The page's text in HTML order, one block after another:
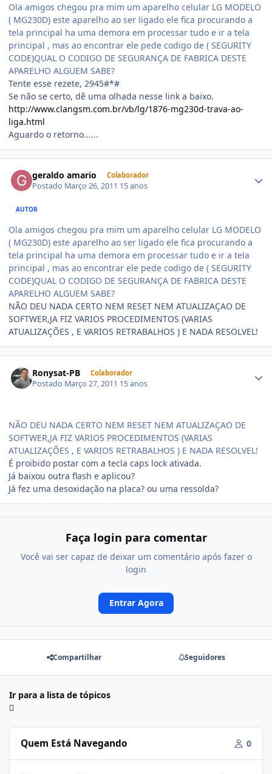
Ola amigos chegou pra mim um aparelho celular LG MODELO
( MG230D) este aparelho ao ser ligado ele fica procurando a
tela principal ha uma demora em processar tudo e ir a tela
principal , mas ao encontrar ele pede codigo de ( SEGURITY
CODE)QUAL O CODIGO DE SEGURANÇA DE FABRICA DESTE
APARELHO ALGUEM SABE?
Tente esse rezete, 2945#*#
Se não se certo, dê uma olhada nesse link a baixo.
http://www.clangsm.com.br/vb/lg/1876-mg230d-trava-ao-
liga.html
Aguardo o retorno......
geraldo amario Colaborador
Postado Março 26, 2011 15 anos
AUTOR
Ola amigos chegou pra mim um aparelho celular LG MODELO
( MG230D) este aparelho ao ser ligado ele fica procurando a
tela principal ha uma demora em processar tudo e ir a tela
principal , mas ao encontrar ele pede codigo de ( SEGURITY
CODE)QUAL O CODIGO DE SEGURANÇA DE FABRICA DESTE
APARELHO ALGUEM SABE?
NÃO DEU NADA CERTO NEM RESET NEM ATUALIZAÇAO DE
SOFTWER,JA FIZ VARIOS PROCEDIMENTOS (VARIAS
ATUALIZAÇÕES , E VARIOS RETRABALHOS ) E NADA RESOLVEL!
Ronysat-PB Colaborador
Postado Março 27, 2011 15 anos
NÃO DEU NADA CERTO NEM RESET NEM ATUALIZAÇAO DE
SOFTWER,JA FIZ VARIOS PROCEDIMENTOS (VARIAS
ATUALIZAÇÕES , E VARIOS RETRABALHOS ) E NADA RESOLVEL!
É proibido postar com a tecla caps lock ativada.
Já baixou outra flash e aplicou?
Já fez uma desoxidação na placa? ou uma ressolda?
Faça login para comentar
Você vai ser capaz de deixar um comentário após fazer o
login
Entrar Agora
Compartilhar Seguidores
Ir para a lista de tópicos
Quem Está Navegando 0